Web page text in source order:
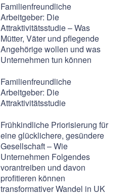
Familienfreundliche
Arbeitgeber: Die
Attraktivitätsstudie – Was
Mütter, Väter und pflegende
Angehörige wollen und was
Unternehmen tun können
Familienfreundliche
Arbeitgeber: Die
Attraktivitätsstudie
Frühkindliche Priorisierung für
eine glücklichere, gesündere
Gesellschaft – Wie
Unternehmen Folgendes
vorantreiben und davon
profitieren können
transformativer Wandel in UK